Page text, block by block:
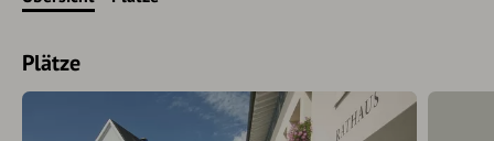
Plätze